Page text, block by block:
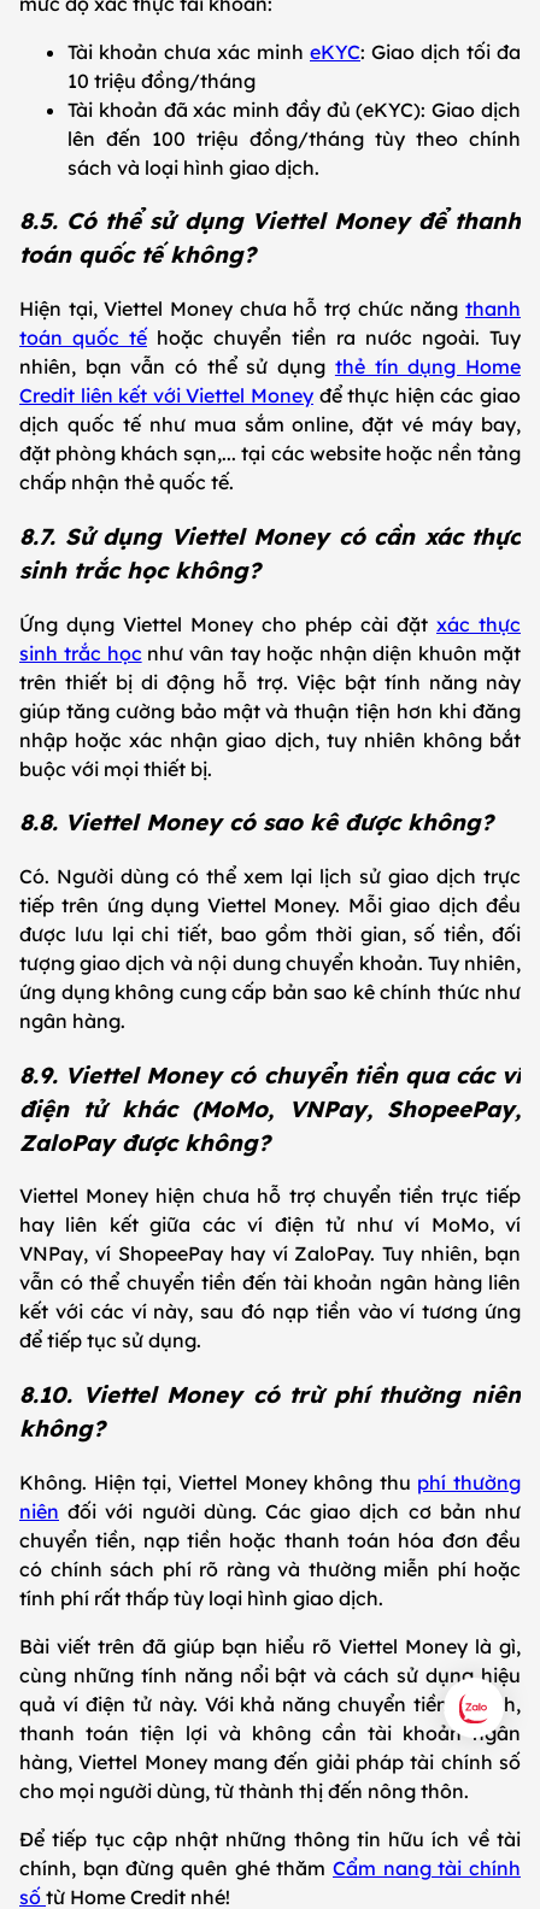
Tài khoản chưa xác minh eKYC: Giao dịch tối đa
10 triệu đồng/tháng
Tài khoản đã xác minh đầy đủ (eKYC): Giao dịch
lên đến 100 triệu đồng/tháng tùy theo chính
sách và loại hình giao dịch.
8.5. Có thể sử dụng Viettel Money để thanh
toán quốc tế không?
Hiện tại, Viettel Money chưa hỗ trợ chức năng thanh
toán quốc tế hoặc chuyển tiền ra nước ngoài. Tuy
nhiên, bạn vẫn có thể sử dụng thẻ tín dụng Home
Credit liên kết với Viettel Money để thực hiện các giao
dịch quốc tế như mua sắm online, đặt vé máy bay,
đặt phòng khách sạn,... tại các website hoặc nền tảng
chấp nhận thẻ quốc tế.
8.7. Sử dụng Viettel Money có cần xác thực
sinh trắc học không?
Ứng dụng Viettel Money cho phép cài đặt xác thực
sinh trắc học như vân tay hoặc nhận diện khuôn mặt
trên thiết bị di động hỗ trợ. Việc bật tính năng này
giúp tăng cường bảo mật và thuận tiện hơn khi đăng
nhập hoặc xác nhận giao dịch, tuy nhiên không bắt
buộc với mọi thiết bị.
8.8. Viettel Money có sao kê được không?
Có. Người dùng có thể xem lại lịch sử giao dịch trực
tiếp trên ứng dụng Viettel Money. Mỗi giao dịch đều
được lưu lại chi tiết, bao gồm thời gian, số tiền, đối
tượng giao dịch và nội dung chuyển khoản. Tuy nhiên,
ứng dụng không cung cấp bản sao kê chính thức như
ngân hàng.
8.9. Viettel Money có chuyển tiền qua các ví
điện tử khác (MoMo, VNPay, ShopeePay,
ZaloPay được không?
Viettel Money hiện chưa hỗ trợ chuyển tiền trực tiếp
hay liên kết giữa các ví điện tử như ví MoMo, ví
VNPay, ví ShopeePay hay ví ZaloPay. Tuy nhiên, bạn
vẫn có thể chuyển tiền đến tài khoản ngân hàng liên
kết với các ví này, sau đó nạp tiền vào ví tương ứng
để tiếp tục sử dụng.
8.10. Viettel Money có trừ phí thường niên
không?
Không. Hiện tại, Viettel Money không thu phí thường
niên đối với người dùng. Các giao dịch cơ bản như
chuyển tiền, nạp tiền hoặc thanh toán hóa đơn đều
có chính sách phí rõ ràng và thường miễn phí hoặc
tính phí rất thấp tùy loại hình giao dịch.
Bài viết trên đã giúp bạn hiểu rõ Viettel Money là gì,
cùng những tính năng nổi bật và cách sử dụng hiệu
quả ví điện tử này. Với khả năng chuyển tiền nhanh,
thanh toán tiện lợi và không cần tài khoản ngân
hàng, Viettel Money mang đến giải pháp tài chính số
cho mọi người dùng, từ thành thị đến nông thôn.
Để tiếp tục cập nhật những thông tin hữu ích về tài
chính, bạn đừng quên ghé thăm Cẩm nang tài chính
số từ Home Credit nhé!